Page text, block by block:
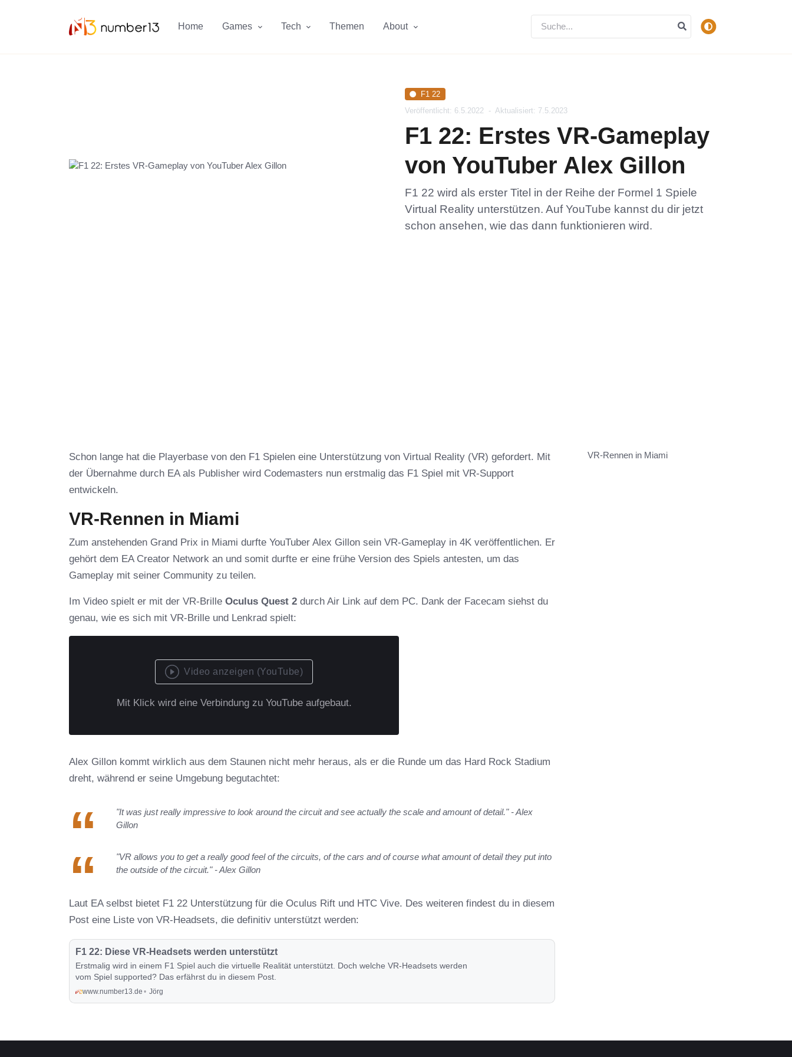
Home Games Tech Themen About
F1 22
Veröffentlicht: 6.5.2022 - Aktualisiert: 7.5.2023
F1 22: Erstes VR-Gameplay
von YouTuber Alex Gillon
F1 22 wird als erster Titel in der Reihe der Formel 1 Spiele
Virtual Reality unterstützen. Auf YouTube kannst du dir jetzt
schon ansehen, wie das dann funktionieren wird.
Schon lange hat die Playerbase von den F1 Spielen eine Unterstützung von Virtual Reality (VR) gefordert. Mit
der Übernahme durch EA als Publisher wird Codemasters nun erstmalig das F1 Spiel mit VR-Support
entwickeln.
VR-Rennen in Miami
Zum anstehenden Grand Prix in Miami durfte YouTuber Alex Gillon sein VR-Gameplay in 4K veröffentlichen. Er
gehört dem EA Creator Network an und somit durfte er eine frühe Version des Spiels antesten, um das
Gameplay mit seiner Community zu teilen.
Im Video spielt er mit der VR-Brille Oculus Quest 2 durch Air Link auf dem PC. Dank der Facecam siehst du
genau, wie es sich mit VR-Brille und Lenkrad spielt:
Video anzeigen (YouTube)
Mit Klick wird eine Verbindung zu YouTube aufgebaut.
Alex Gillon kommt wirklich aus dem Staunen nicht mehr heraus, als er die Runde um das Hard Rock Stadium
dreht, während er seine Umgebung begutachtet:
"It was just really impressive to look around the circuit and see actually the scale and amount of detail." - Alex
Gillon
"VR allows you to get a really good feel of the circuits, of the cars and of course what amount of detail they put into
the outside of the circuit." - Alex Gillon
Laut EA selbst bietet F1 22 Unterstützung für die Oculus Rift und HTC Vive. Des weiteren findest du in diesem
Post eine Liste von VR-Headsets, die definitiv unterstützt werden:
F1 22: Diese VR-Headsets werden unterstützt
Erstmalig wird in einem F1 Spiel auch die virtuelle Realität unterstützt. Doch welche VR-Headsets werden
vom Spiel supported? Das erfährst du in diesem Post.
www.number13.de Jörg
VR-Rennen in Miami